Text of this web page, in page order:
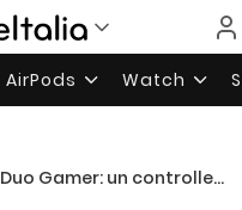
AirPods Watch
Duo Gamer: un controller fisico per iPad